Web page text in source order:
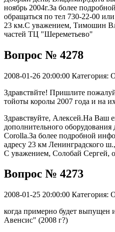
ноябрь 2004г.За более
обращаться по тел 730-22-00
23 км.С уважением, Тимошин
частей ТЦ "Шереметьево"
Вопрос № 4278
2008-01-26 20:00:00 Категория:
Здравствйте! Пришлите
тойоты королы 2007 года и на
Здравствуйте, Алексей.На Ваш
дополнительного оборудования
Corolla.За более подробной
адресу 23 км Ленинградского
С уважением, Солобай Сергей,
Вопрос № 4273
2008-01-25 20:00:00 Категория:
когда примерно будет
Авенсис" (2008 г?)